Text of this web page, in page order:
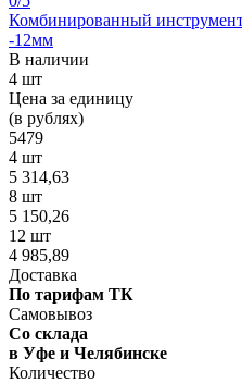
Комбинированный
-12мм
В наличии
4 шт
Цена за единицу
(в рублях)
5479
4 шт
5 314,63
8 шт
5 150,26
12 шт
4 985,89
Доставка
По тарифам ТК
Самовывоз
Со склада
в Уфе и Челябинске
Количество